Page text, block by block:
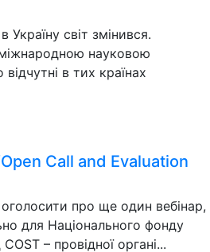
Україну світ змінився.
науковою
в тих країнах
Call and Evaluation
оголосити про ще один вебінар,
для Національного фонду
– провідної органі...